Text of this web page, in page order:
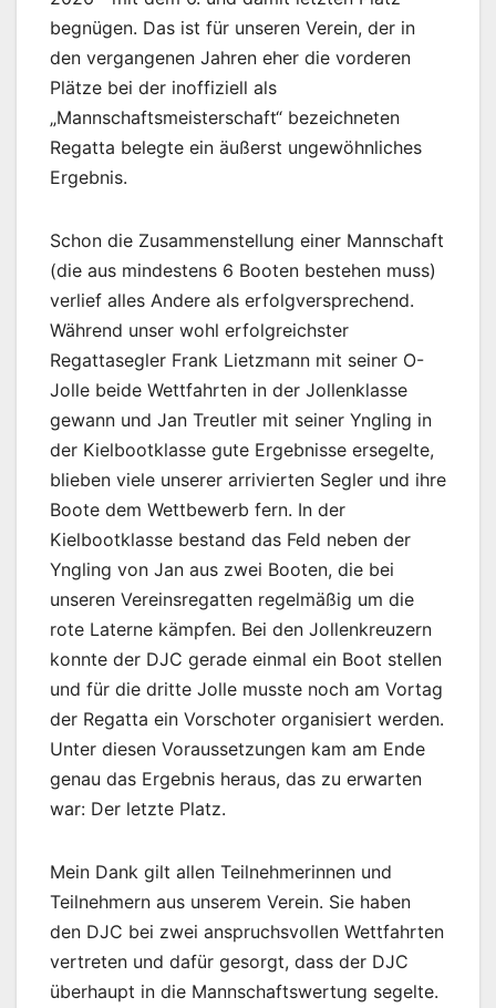
begnügen. Das ist für unseren Verein, der in
den vergangenen Jahren eher die vorderen
Plätze bei der inoffiziell als
„Mannschaftsmeisterschaft“ bezeichneten
Regatta belegte ein äußerst ungewöhnliches
Ergebnis.
Schon die Zusammenstellung einer Mannschaft
(die aus mindestens 6 Booten bestehen muss)
verlief alles Andere als erfolgversprechend.
Während unser wohl erfolgreichster
Regattasegler Frank Lietzmann mit seiner O-
Jolle beide Wettfahrten in der Jollenklasse
gewann und Jan Treutler mit seiner Yngling in
der Kielbootklasse gute Ergebnisse ersegelte,
blieben viele unserer arrivierten Segler und ihre
Boote dem Wettbewerb fern. In der
Kielbootklasse bestand das Feld neben der
Yngling von Jan aus zwei Booten, die bei
unseren Vereinsregatten regelmäßig um die
rote Laterne kämpfen. Bei den Jollenkreuzern
konnte der DJC gerade einmal ein Boot stellen
und für die dritte Jolle musste noch am Vortag
der Regatta ein Vorschoter organisiert werden.
Unter diesen Voraussetzungen kam am Ende
genau das Ergebnis heraus, das zu erwarten
war: Der letzte Platz.
Mein Dank gilt allen Teilnehmerinnen und
Teilnehmern aus unserem Verein. Sie haben
den DJC bei zwei anspruchsvollen Wettfahrten
vertreten und dafür gesorgt, dass der DJC
überhaupt in die Mannschaftswertung segelte.